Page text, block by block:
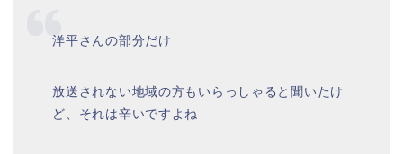
洋平さんの部分だけ
放送されない地域の方もいらっしゃると聞いたけ
ど、それは辛いですよね